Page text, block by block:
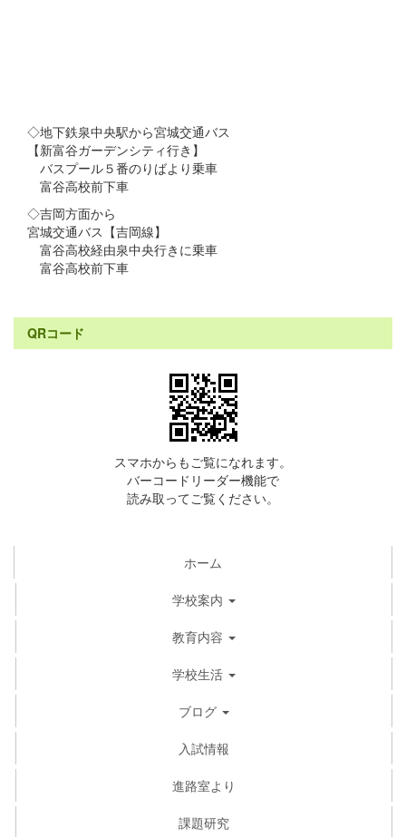
◇地下鉄泉中央駅から宮城交通バス
【新富谷ガーデンシティ行き】
バスプール５番のりばより乗車
富谷高校前下車
◇吉岡方面から
宮城交通バス【吉岡線】
富谷高校経由泉中央行きに乗車
富谷高校前下車
QRコード
スマホからもご覧になれます。
バーコードリーダー機能で
読み取ってご覧ください。
ホーム
学校案内
教育内容
学校生活
ブログ
入試情報
進路室より
課題研究